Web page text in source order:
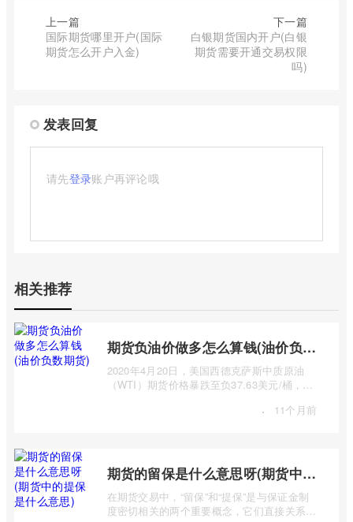
上一篇
国际期货哪里开户(国际
期货怎么开户入金)
下一篇
白银期货国内开户(白银
期货需要开通交易权限
吗)
发表回复
请先登录账户再评论哦
相关推荐
期货负油价做多怎么算钱(油价负数期货)
2020年4月20日，美国西德克萨斯中质原油
（WTI）期货价格暴跌至负37.63美元/桶，这
· 11个月前
期货的留保是什么意思呀(期货中的提保是什么意思)
在期货交易中，“留保”和“提保”是与保证金制
度密切相关的两个重要概念，它们直接关系到